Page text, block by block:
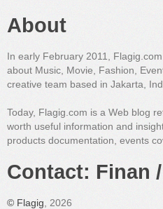
About
In early February 2011,
about Music, Movie, Fashion,
creative team based in Jakarta,
Today, Flagig.com is a Web blog
worth useful information and
products documentation, events
Contact: Finan
© Flagig , 2026